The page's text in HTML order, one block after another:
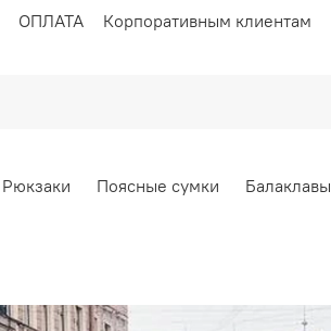
ОПЛАТА Корпоративным клиентам
Рюкзаки Поясные сумки Балаклавы